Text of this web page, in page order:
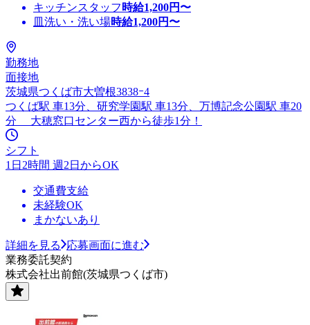
キッチンスタッフ 時給1,200円〜
皿洗い・洗い場時給1,200円〜
勤務地
面接地
茨城県つくば市大曽根3838ｰ4
つくば駅 車13分、研究学園駅 車13分、万博記念公園駅 車20
分 大穂窓口センター西から徒歩1分！
シフト
1日2時間 週2日からOK
交通費支給
未経験OK
まかないあり
詳細を見る
応募画面に進む
業務委託契約
株式会社出前館(茨城県つくば市)